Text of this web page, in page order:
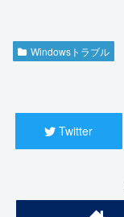
Windowsトラブル
Twitter